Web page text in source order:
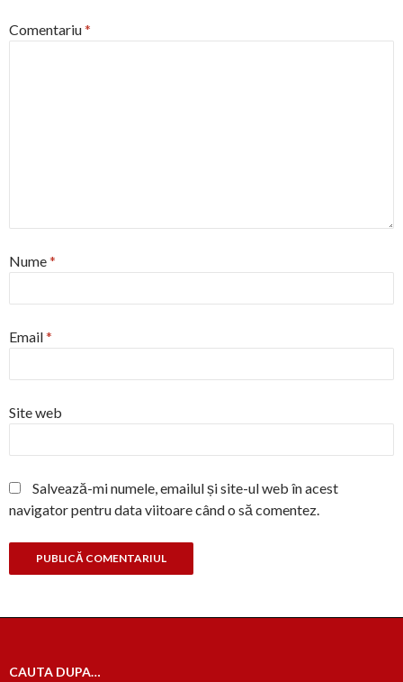
Comentariu*
Nume*
Email*
Site web
Salvează-mi numele, emailul și site-ul web în acest
navigator pentru data viitoare când o să comentez.
CAUTA DUPA…